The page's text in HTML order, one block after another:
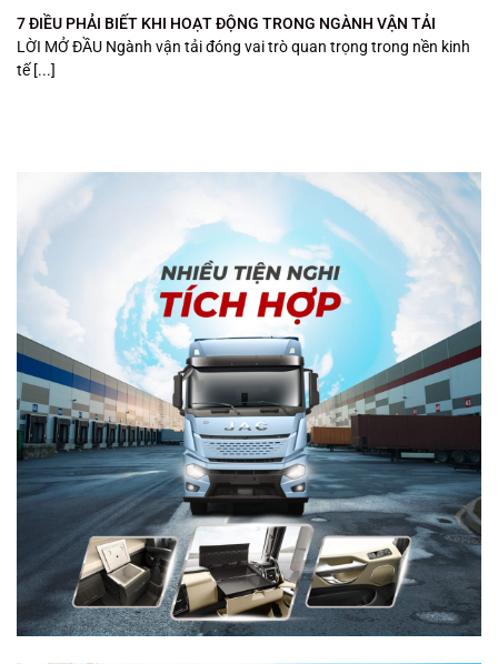
7 ĐIỀU PHẢI BIẾT KHI HOẠT ĐỘNG TRONG NGÀNH VẬN TẢI
LỜI MỞ ĐẦU Ngành vận tải đóng vai trò quan trọng trong nền kinh
tế [...]